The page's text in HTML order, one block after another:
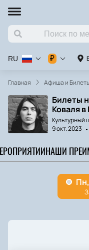
RU ₽
Главная Афиша и
Билеты
Коваля
Культурный
9 окт. 2023
НАШИ